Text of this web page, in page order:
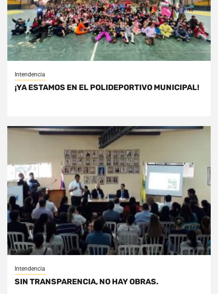
Intendencia
¡YA ESTAMOS EN EL POLIDEPORTIVO MUNICIPAL!
Intendencia
SIN TRANSPARENCIA, NO HAY OBRAS.